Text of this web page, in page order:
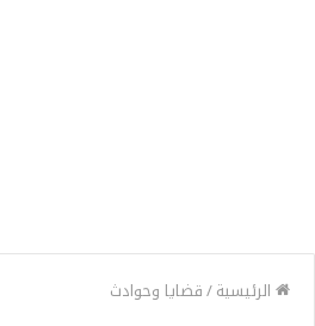
الرئيسية/قضايا وحوادث